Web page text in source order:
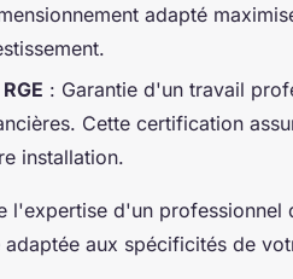
adapté
: Garantie d'un travail
Cette certification
installation.
l'expertise d'un
aux spécificités de